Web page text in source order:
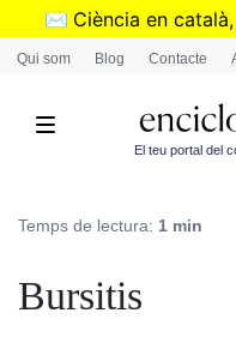
✉️ Ciència en
➜Subscriu-te
Qui som Blog Contacte
El teu portal del
Temps de lectura: 1 min
Bursitis